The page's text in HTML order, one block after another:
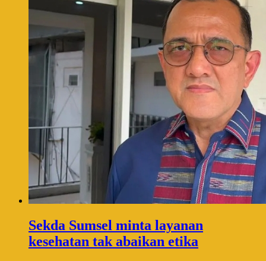
Sekda Sumsel minta layanan
kesehatan tak abaikan etika